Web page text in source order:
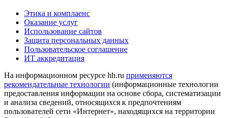
Этика и комплаенс
Оказание услуг
Использование сайтов
Защита персональных данных
Пользовательское соглашение
ИТ аккредитация
На информационном ресурсе hh.ru применяются
рекомендательные технологии (информационные технологии
предоставления информации на основе сбора, систематизации
и анализа сведений, относящихся к предпочтениям
пользователей сети «Интернет», находящихся на территории